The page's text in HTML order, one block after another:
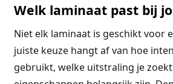
Welk laminaat past bij
Niet elk laminaat is geschikt voor
juiste keuze hangt af van hoe
gebruikt, welke uitstraling je